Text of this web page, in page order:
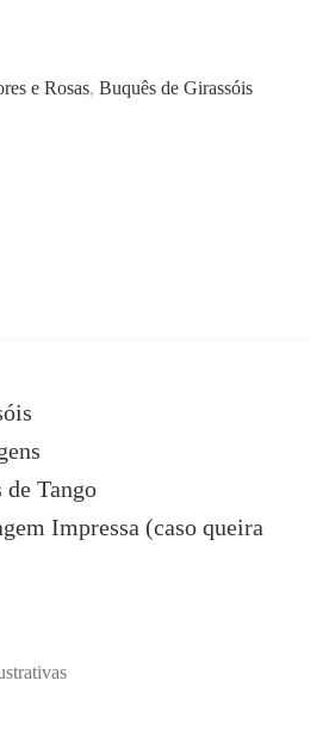
e Rosas, Buquês de Girassóis
de Tango
Impressa (caso queira